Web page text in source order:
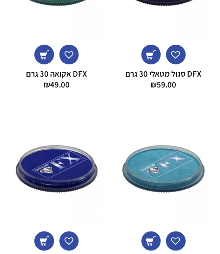
DFX סגול מטאלי 30 גרם
₪59.00
DFX אקואה 30 גרם
₪49.00